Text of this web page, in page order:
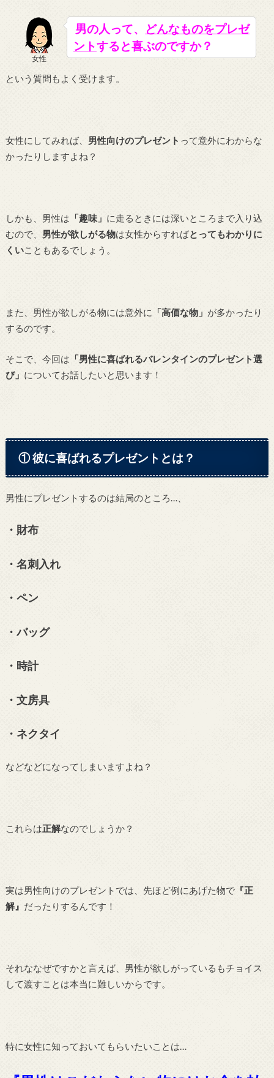
女性
男の人って、
どんなものをプレゼ
ントすると喜ぶのですか？
という質問もよく受けます。
女性にしてみれば、 男性向けのプレゼント って意外にわからな
かったりしますよね？
しかも、男性は 「趣味」 に走るときには深いところまで入り込
むので、 男性が欲しがる物は女性からすればとってもわかりに
くいこともあるでしょう。
また、男性が欲しがる物には意外に 「高価な物」 が多かったり
するのです。
そこで、今回は 「男性に喜ばれるバレンタインのプレゼント選
び」 についてお話したいと思います！
① 彼に喜ばれるプレゼントとは？
男性にプレゼントするのは結局のところ…、
・財布
・名刺入れ
・ペン
・バッグ
・時計
・文房具
・ネクタイ
などなどになってしまいますよね？
これらは正解なのでしょうか？
実は男性向けのプレゼントでは、先ほど例にあげた物で『正
解』 だったりするんです！
それななぜですかと言えば、男性が欲しがっているもチョイス
して渡すことは本当に難しいからです。
特に女性に知っておいてもらいたいことは…